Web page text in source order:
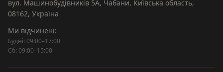
вул. Машинобудівників 5А, Чабани, Київська область,
08162, Україна
Ми відчинені:
Будні: 09:00–17:00
Сб: 09:00–15:00